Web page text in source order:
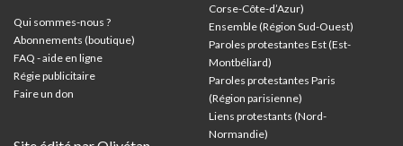
Qui sommes-nous ?
Abonnements (boutique)
FAQ - aide en ligne
Régie publicitaire
Faire un don
Corse-Côte-d’Azur)
Ensemble (Région Sud-Ouest)
Paroles protestantes Est (Est-
Montbéliard)
Paroles protestantes Paris
(Région parisienne)
Liens protestants (Nord-
Normandie)